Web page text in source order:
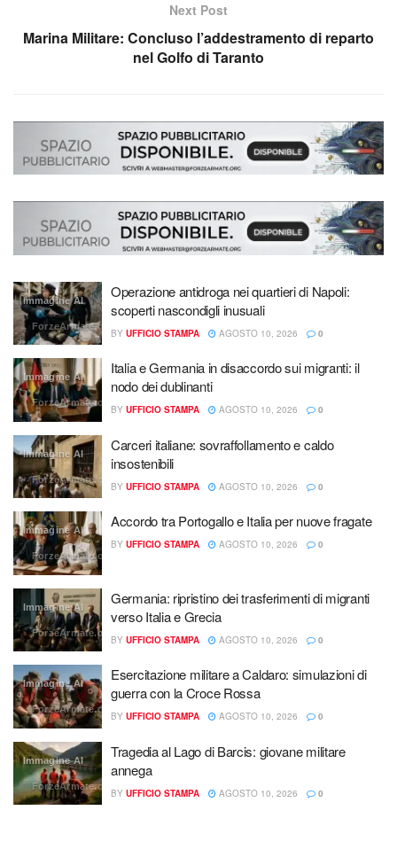
Next Post
Marina Militare: Concluso l’addestramento di reparto
nel Golfo di Taranto
Immagine AI
ForzeArmate.org
Operazione antidroga nei quartieri di Napoli:
scoperti nascondigli inusuali
BY UFFICIO STAMPA AGOSTO 10, 2026 0
Immagine AI
ForzeArmate.org
Italia e Germania in disaccordo sui migranti: il
nodo dei dublinanti
BY UFFICIO STAMPA AGOSTO 10, 2026 0
Immagine AI
ForzeArmate.org
Carceri italiane: sovraffollamento e caldo
insostenibili
BY UFFICIO STAMPA AGOSTO 10, 2026 0
Immagine AI
ForzeArmate.org
Accordo tra Portogallo e Italia per nuove fragate
BY UFFICIO STAMPA AGOSTO 10, 2026 0
Immagine AI
ForzeArmate.org
Germania: ripristino dei trasferimenti di migranti
verso Italia e Grecia
BY UFFICIO STAMPA AGOSTO 10, 2026 0
Immagine AI
ForzeArmate.org
Esercitazione militare a Caldaro: simulazioni di
guerra con la Croce Rossa
BY UFFICIO STAMPA AGOSTO 10, 2026 0
Immagine AI
ForzeArmate.org
Tragedia al Lago di Barcis: giovane militare
annega
BY UFFICIO STAMPA AGOSTO 10, 2026 0